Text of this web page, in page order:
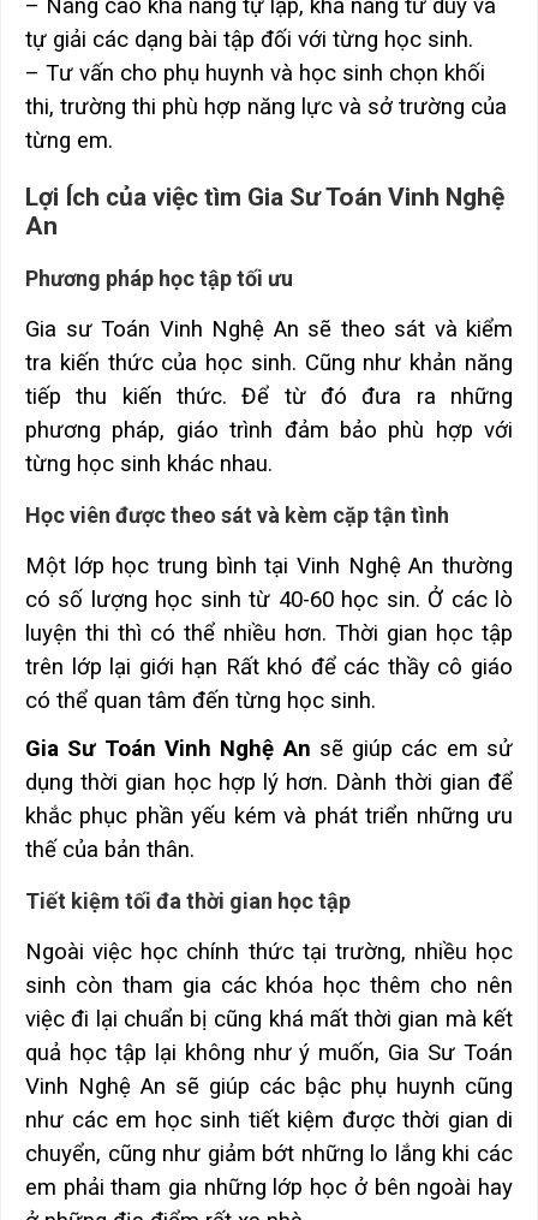
– Nâng cao khả năng tự lập, khả năng tư duy và
tự giải các dạng bài tập đối với từng học sinh.
– Tư vấn cho phụ huynh và học sinh chọn khối
thi, trường thi phù hợp năng lực và sở trường của
từng em.
Lợi Ích của việc tìm Gia Sư Toán Vinh Nghệ
An
Phương pháp học tập tối ưu
Gia sư Toán Vinh Nghệ An sẽ theo sát và kiểm
tra kiến thức của học sinh. Cũng như khản năng
tiếp thu kiến thức. Để từ đó đưa ra những
phương pháp, giáo trình đảm bảo phù hợp với
từng học sinh khác nhau.
Học viên được theo sát và kèm cặp tận tình
Một lớp học trung bình tại Vinh Nghệ An thường
có số lượng học sinh từ 40-60 học sin. Ở các lò
luyện thi thì có thể nhiều hơn. Thời gian học tập
trên lớp lại giới hạn Rất khó để các thầy cô giáo
có thể quan tâm đến từng học sinh.
Gia Sư Toán Vinh Nghệ An sẽ giúp các em sử
dụng thời gian học hợp lý hơn. Dành thời gian để
khắc phục phần yếu kém và phát triển những ưu
thế của bản thân.
Tiết kiệm tối đa thời gian học tập
Ngoài việc học chính thức tại trường, nhiều học
sinh còn tham gia các khóa học thêm cho nên
việc đi lại chuẩn bị cũng khá mất thời gian mà kết
quả học tập lại không như ý muốn, Gia Sư Toán
Vinh Nghệ An sẽ giúp các bậc phụ huynh cũng
như các em học sinh tiết kiệm được thời gian di
chuyển, cũng như giảm bớt những lo lắng khi các
em phải tham gia những lớp học ở bên ngoài hay